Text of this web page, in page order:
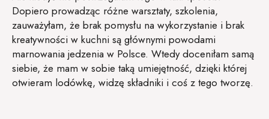
Dopiero prowadząc różne warsztaty, szkolenia,
zauważyłam, że brak pomysłu na wykorzystanie i brak
kreatywności w kuchni są głównymi powodami
marnowania jedzenia w Polsce. Wtedy doceniłam samą
siebie, że mam w sobie taką umiejętność, dzięki której
otwieram lodówkę, widzę składniki i coś z tego tworzę.